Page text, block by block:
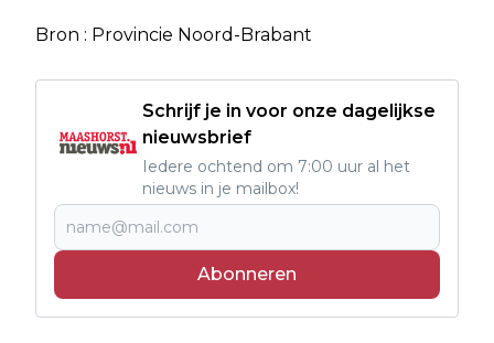
Bron : Provincie Noord-Brabant
Schrijf je in voor onze dagelijkse
nieuwsbrief
Iedere ochtend om 7:00 uur al het
nieuws in je mailbox!
Abonneren